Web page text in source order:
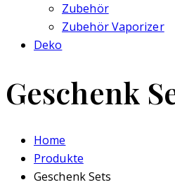
Zubehör
Zubehör Vaporizer
Deko
Geschenk
Home
Produkte
Geschenk Sets